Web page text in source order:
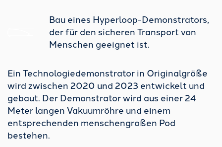
Bau eines Hyperloop-Demonstrators,
der für den sicheren Transport von
Menschen geeignet ist.
Ein Technologiedemonstrator in Originalgröße
wird zwischen 2020 und 2023 entwickelt und
gebaut. Der Demonstrator wird aus einer 24
Meter langen Vakuumröhre und einem
entsprechenden menschengroßen Pod
bestehen.